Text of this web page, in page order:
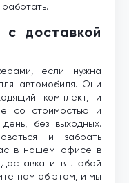
с доставкой
если нужна
автомобиля. Они
комплект, и
со стоимостью и
без выходных.
и забрать
в нашем офисе в
и в любой
нам об этом, и мы